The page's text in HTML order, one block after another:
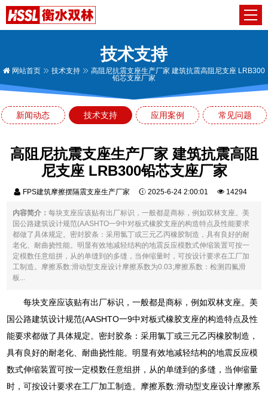
技术支持
网站首页 技术支持
高阻尼抗震支座生产厂家 建筑抗震高阻尼支座 LRB300
铅芯支座厂家
新闻动态 技术支持 应用案例 常见问题
高阻尼抗震支座生产厂家 建筑抗震高阻
尼支座 LRB300铅芯支座厂家
FPS建筑摩擦摆隔震支座生产厂家 2025-6-24 2:00:01 14294
内容简介：每块支座应该贴有出厂标识，一般都是商标，例如双林支座。美
国公路建筑设计规范(AASHTO一9中对板式橡胶支座的构造特点及性能要求
都做了具体规定。密封胶条：采用氯丁或三元乙丙橡胶制造，具有良好的耐
老化、耐曲挠性能。明显有效地减轻结构的地震反应模数式伸缩装置可按一
定模数任意组拼，从的单缝到的多缝，当伸缩量时，可按设计要求在工厂加
工制造。摩擦系数:滑动型支座设计摩擦系数为0.03;摩擦系数：检测四氟滑
板...
每块支座应该贴有出厂标识，一般都是商标，例如双林支座。美
国公路建筑设计规范(AASHTO一9中对板式橡胶支座的构造特点及性
能要求都做了具体规定。密封胶条：采用氯丁或三元乙丙橡胶制造，
具有良好的耐老化、耐曲挠性能。明显有效地减轻结构的地震反应模
数式伸缩装置可按一定模数任意组拼，从的单缝到的多缝，当伸缩量
时，可按设计要求在工厂加工制造。摩擦系数:滑动型支座设计摩擦系